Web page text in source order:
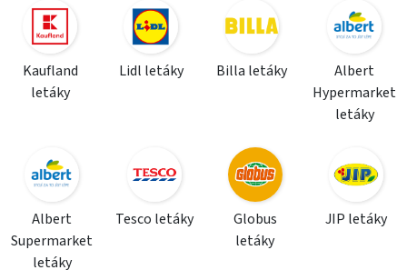
Kaufland
letáky
Lidl letáky Billa letáky
Albert
Hypermarket
letáky
Albert
Supermarket
letáky
Tesco letáky
Globus
letáky
JIP letáky